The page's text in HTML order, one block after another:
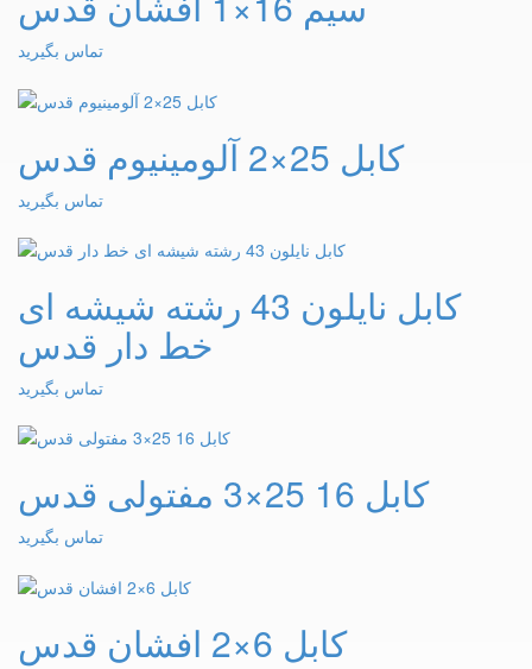
تماس بگیرید
کابل 25×2 آلومینیوم قدس
تماس بگیرید
کابل نایلون 43 رشته شیشه ای
خط دار قدس
تماس بگیرید
کابل 16 25×3 مفتولی قدس
تماس بگیرید
کابل 6×2 افشان قدس